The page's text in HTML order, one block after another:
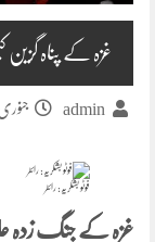
غزہ کے پناہ
admin جنوری 21,
فوٹو بشکریہ: رائٹر
غزہ کے جنگ زدہ